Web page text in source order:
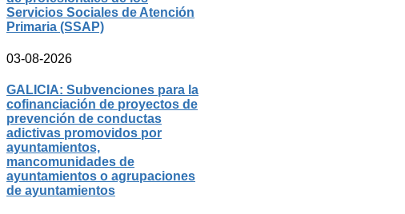
Servicios Sociales de Atención
Primaria (SSAP)
03-08-2026
GALICIA: Subvenciones para la
cofinanciación de proyectos de
prevención de conductas
adictivas promovidos por
ayuntamientos,
mancomunidades de
ayuntamientos o agrupaciones
de ayuntamientos